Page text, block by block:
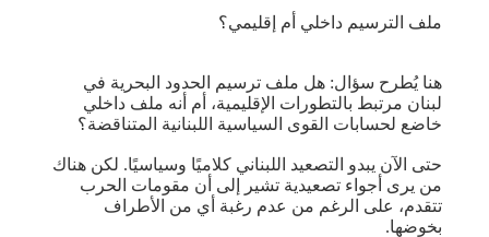
ملف الترسيم داخلي أم إقليمي؟
هنا يُطرح سؤال: هل ملف ترسيم الحدود البحرية في
لبنان مرتبط بالتطورات الإقليمية، أم أنه ملف داخلي
خاضع لحسابات القوى السياسية اللبنانية المتناقضة؟
حتى الآن يبدو التصعيد اللبناني كلاميًا وسياسيًا. لكن هناك
من يرى أجواء تصعيدية تشير إلى أن مقومات الحرب
تتقدم، على الرغم من عدم رغبة أي من الأطراف
بخوضها.